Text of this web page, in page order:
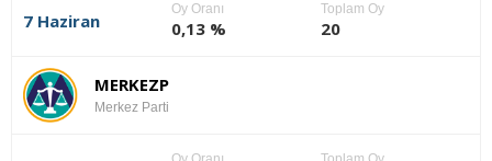
7 Haziran
Oy Oranı
0,13 %
Toplam Oy
20
MERKEZP
Merkez Parti